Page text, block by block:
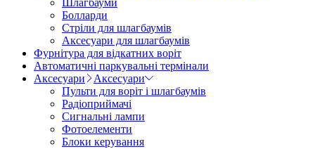
Шлагбауми
Болларди
Стріли для шлагбаумів
Аксесуари для шлагбаумів
Фурнітура для відкатних воріт
Автоматичні паркувальні термінали
Аксесуари
Аксесуари
Пульти для воріт і шлагбаумів
Радіоприймачі
Сигнальні лампи
Фотоелементи
Блоки керування